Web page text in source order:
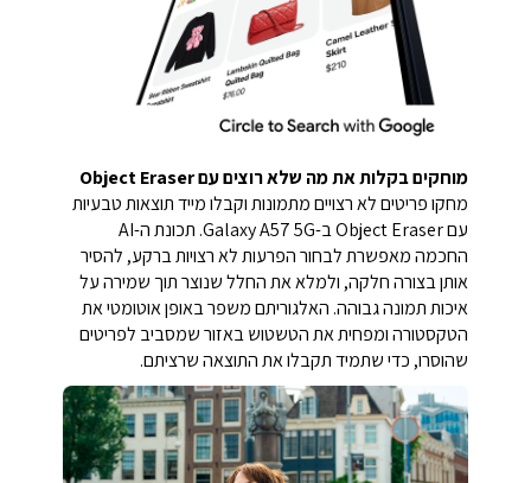
מוחקים בקלות את מה שלא רוצים עם Object Eraser
מחקו פריטים לא רצויים מתמונות וקבלו מייד תוצאות טבעיות
עם Object Eraser ב-Galaxy A57 5G. תכונת ה-AI
החכמה מאפשרת לבחור הפרעות לא רצויות ברקע, להסיר
אותן בצורה חלקה, ולמלא את החלל שנוצר תוך שמירה על
איכות תמונה גבוהה. האלגוריתם משפר באופן אוטומטי את
הטקסטורה ומפחית את הטשטוש באזור שמסביב לפריטים
שהוסרו, כדי שתמיד תקבלו את התוצאה שרציתם.